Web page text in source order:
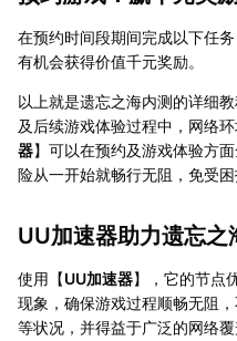
在预约时间段期间完成以下任
有机会获得价值千元奖励。
以上就是遗忘之海内测的详细
及后续游戏体验过程中，网络
器】可以在预约及游戏体验方
险从一开始就畅行无阻，免受困
UU加速器助力遗忘之
使用【UU加速器】，它的节点
现象，确保游戏过程顺畅无阻
等状况，并得益于广泛的网络